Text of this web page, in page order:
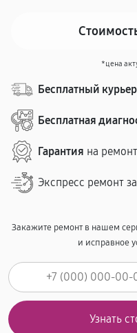
*цена
Бесплатный курьер
Бесплатная
Гарантия на
Экспресс ремонт за
Закажите ремонт в нашем
и исправное